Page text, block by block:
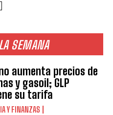
SEMANA
aumenta precios de
y gasoil; GLP
su tarifa
Y FINANZAS